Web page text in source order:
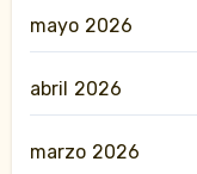
mayo 2026
abril 2026
marzo 2026